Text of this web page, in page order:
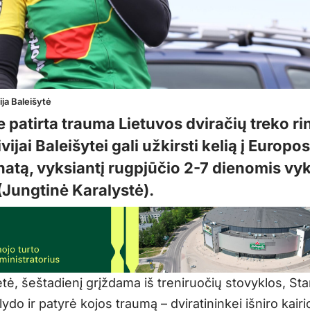
Baleišytė
patirta trauma Lietuvos dviračių treko
Baleišytei gali užkirsti kelią į
vyksiantį rugpjūčio 2-7 dienomis
Karalystė).
šeštadienį grįždama iš treniruočių stovyklos,
ir patyrė kojos traumą – dviratininkei išniro